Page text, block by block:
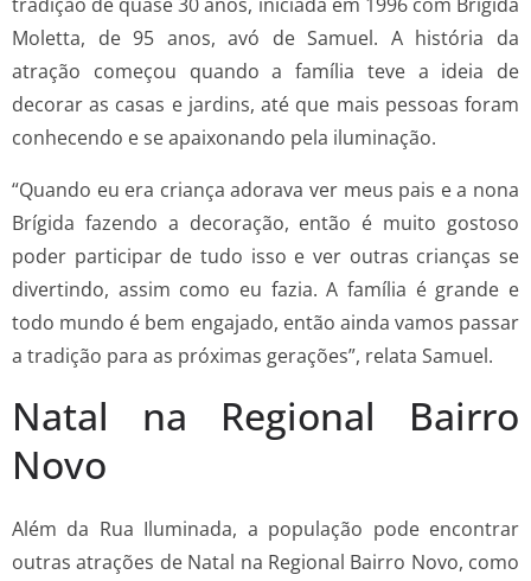
Moletta, de 95 anos, avó de Samuel. A história da
atração começou quando a família teve a ideia de
decorar as casas e jardins, até que mais pessoas foram
conhecendo e se apaixonando pela iluminação.
“Quando eu era criança adorava ver meus pais e a nona
Brígida fazendo a decoração, então é muito gostoso
poder participar de tudo isso e ver outras crianças se
divertindo, assim como eu fazia. A família é grande e
todo mundo é bem engajado, então ainda vamos passar
a tradição para as próximas gerações”, relata Samuel.
Natal na Regional Bairro
Novo
Além da Rua Iluminada, a população pode encontrar
outras atrações de Natal na Regional Bairro Novo, como